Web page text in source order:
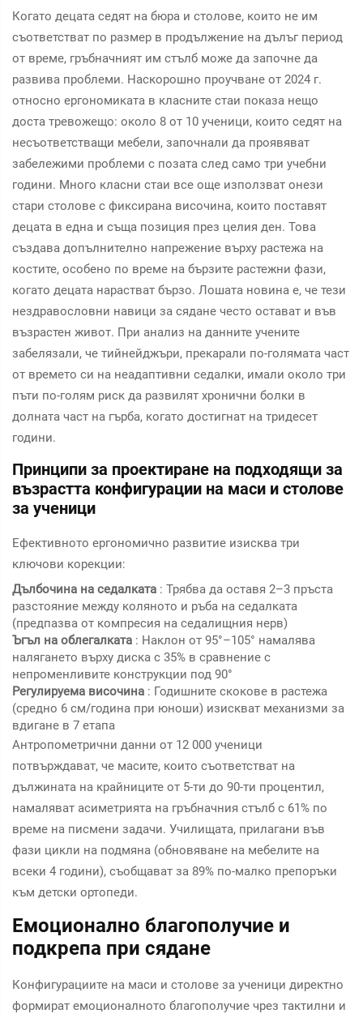
Когато децата седят на бюра и столове, които не им
съответстват по размер в продължение на дълъг период
от време, гръбначният им стълб може да започне да
развива проблеми. Наскорошно проучване от 2024 г.
относно ергономиката в класните стаи показа нещо
доста тревожещо: около 8 от 10 ученици, които седят на
несъответстващи мебели, започнали да проявяват
забележими проблеми с позата след само три учебни
години. Много класни стаи все още използват онези
стари столове с фиксирана височина, които поставят
децата в една и съща позиция през целия ден. Това
създава допълнително напрежение върху растежа на
костите, особено по време на бързите растежни фази,
когато децата нарастват бързо. Лошата новина е, че тези
нездравословни навици за сядане често остават и във
възрастен живот. При анализ на данните учените
забелязали, че тийнейджъри, прекарали по-голямата част
от времето си на неадаптивни седалки, имали около три
пъти по-голям риск да развилят хронични болки в
долната част на гърба, когато достигнат на тридесет
години.
Принципи за проектиране на подходящи за
възрастта конфигурации на маси и столове
за ученици
Ефективното ергономично развитие изисква три
ключови корекции:
Дълбочина на седалката : Трябва да оставя 2–3 пръста
разстояние между коляното и ръба на седалката
(предпазва от компресия на седалищния нерв)
Ъгъл на облегалката : Наклон от 95°–105° намалява
налягането върху диска с 35% в сравнение с
непроменливите конструкции под 90°
Регулируема височина : Годишните скокове в растежа
(средно 6 см/година при юноши) изискват механизми за
вдигане в 7 етапа
Антропометрични данни от 12 000 ученици
потвърждават, че масите, които съответстват на
дължината на крайниците от 5-ти до 90-ти процентил,
намаляват асиметрията на гръбначния стълб с 61% по
време на писмени задачи. Училищата, прилагани във
фази цикли на подмяна (обновяване на мебелите на
всеки 4 години), съобщават за 89% по-малко препоръки
към детски ортопеди.
Емоционално благополучие и
подкрепа при сядане
Конфигурациите на маси и столове за ученици директно
формират емоционалното благополучие чрез тактилни и